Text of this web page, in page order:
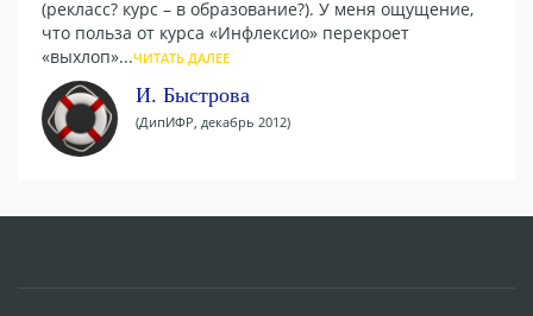
(рекласс? курс – в образование?). У меня ощущение,
что польза от курса «Инфлексио» перекроет
«выхлоп»...ЧИТАТЬ ДАЛЕЕ
И. Быстрова
(ДипИФР, декабрь 2012)